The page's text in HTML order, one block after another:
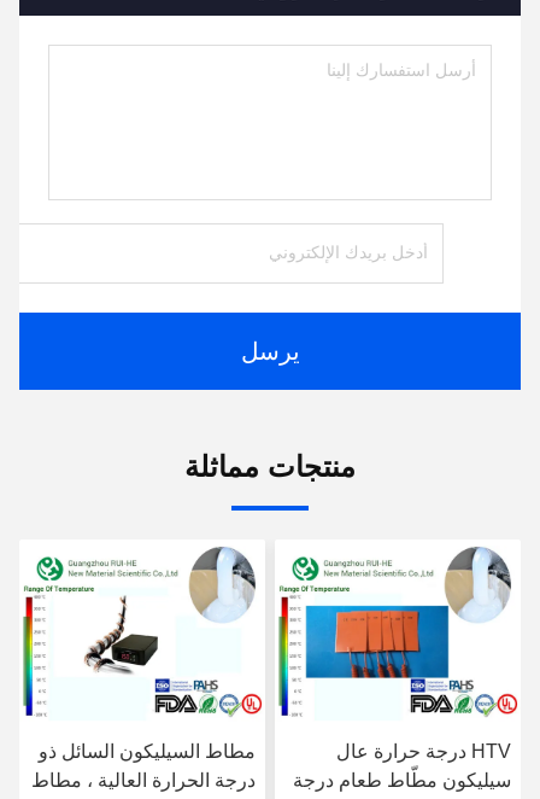
يرسل
منتجات مماثلة
HTV درجة حرارة عال
سيليكون مطّاط طعام درجة
مطاط السيليكون السائل ذو
درجة الحرارة العالية ، مطاط